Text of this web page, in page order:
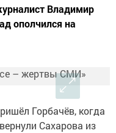
Владимир
ополчился на
Горбачёв, когда
Сахарова из